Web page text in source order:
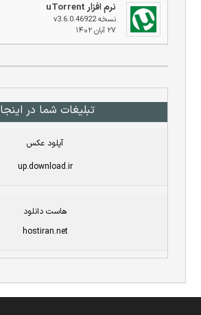
نرم افزار uTorrent
نسخه v3.6.0.46922
۲۷ آبان ۱۴۰۲
تبلیغات شما در اینجا
آپلود عکس
up.download.ir
هاست دانلود
hostiran.net